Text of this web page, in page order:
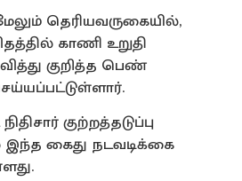
தெரியவருகையில்,
காணி உறுதி
குறித்த பெண்
குற்றத்தடுப்பு
கைது நடவடிக்கை